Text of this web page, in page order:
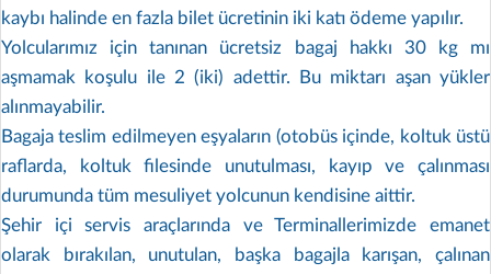
kaybı halinde en fazla bilet ücretinin iki katı ödeme yapılır.
Yolcularımız için tanınan ücretsiz bagaj hakkı 30 kg mı
aşmamak koşulu ile 2 (iki) adettir. Bu miktarı aşan yükler
alınmayabilir.
Bagaja teslim edilmeyen eşyaların (otobüs içinde, koltuk üstü
raflarda, koltuk filesinde unutulması, kayıp ve çalınması
durumunda tüm mesuliyet yolcunun kendisine aittir.
Şehir içi servis araçlarında ve Terminallerimizde emanet
olarak bırakılan, unutulan, başka bagajla karışan, çalınan